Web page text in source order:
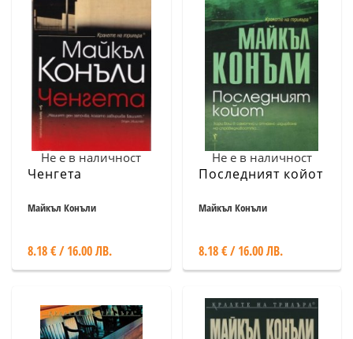
Не е в наличност
Ченгета
Майкъл Конъли
8.18 € / 16.00 ЛВ.
Не е в наличност
Последният койот
Майкъл Конъли
8.18 € / 16.00 ЛВ.